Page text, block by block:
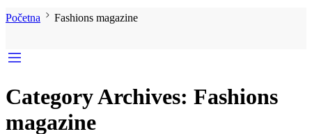
Početna Fashions magazine
Category Archives: Fashions
magazine